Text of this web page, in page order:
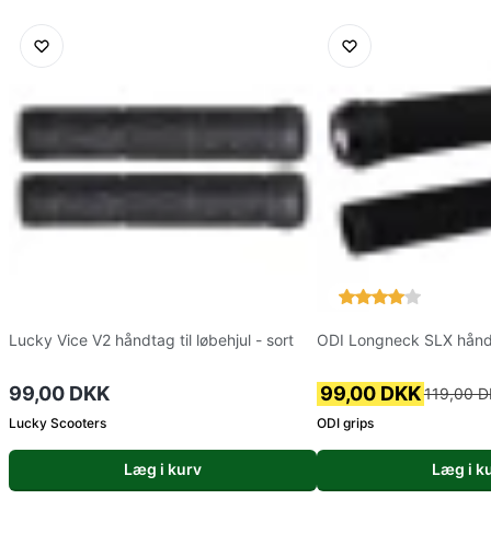
Lucky Vice V2 håndtag til løbehjul - sort
99,00 DKK
Lucky Scooters
Læg i kurv
ODI Longneck SLX
99,00 DKK119,00
ODI grips
Læg i